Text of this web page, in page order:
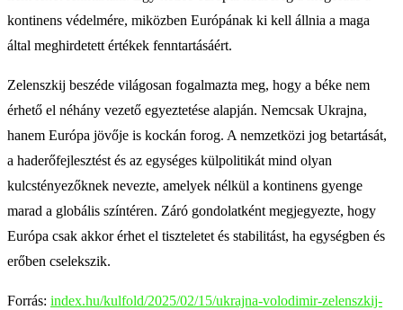
kontinens védelmére, miközben Európának ki kell állnia a maga
által meghirdetett értékek fenntartásáért.
Zelenszkij beszéde világosan fogalmazta meg, hogy a béke nem
érhető el néhány vezető egyeztetése alapján. Nemcsak Ukrajna,
hanem Európa jövője is kockán forog. A nemzetközi jog betartását,
a haderőfejlesztést és az egységes külpolitikát mind olyan
kulcstényezőknek nevezte, amelyek nélkül a kontinens gyenge
marad a globális színtéren. Záró gondolatként megjegyezte, hogy
Európa csak akkor érhet el tiszteletet és stabilitást, ha egységben és
erőben cselekszik.
Forrás: index.hu/kulfold/2025/02/15/ukrajna-volodimir-zelenszkij-